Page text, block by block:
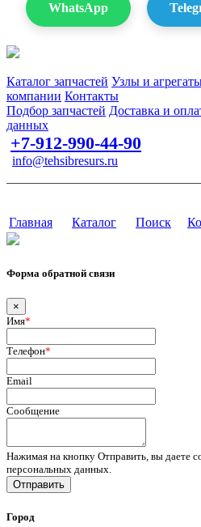
WhatsApp
Каталог запчастей Узлы и
компании Контакты
Подбор запчастей Доставка и
данных
+7-912-990-44-90
info@tehsibresurs.ru
Главная Каталог Поиск
Форма обратной связи
×
Имя*
Телефон*
Email
Сообщение
Нажимая на кнопку Отправить, вы даете
персональных данных.
Отправить
Город